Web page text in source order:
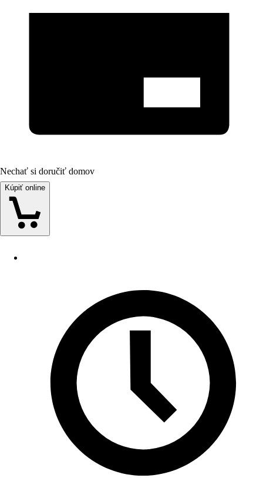
Nechať si doručiť domov
Kúpiť online